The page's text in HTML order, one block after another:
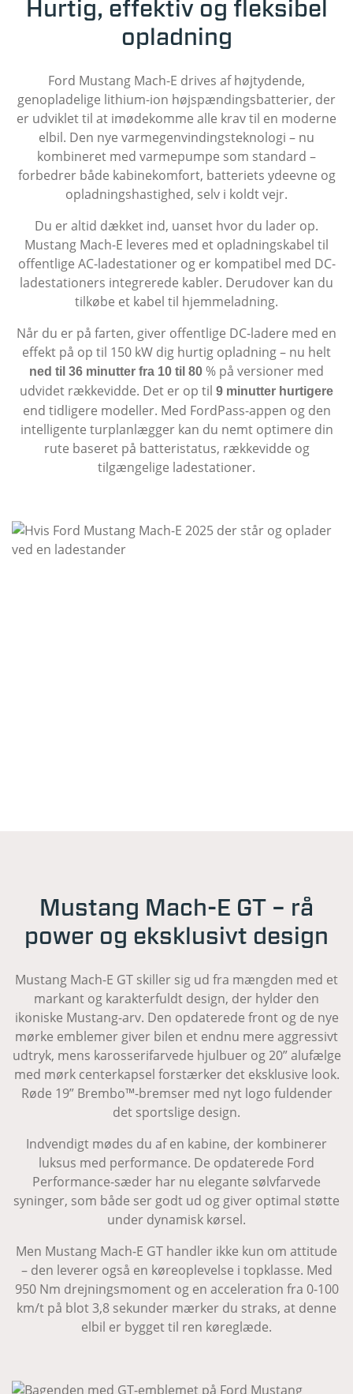
Hurtig, effektiv og fleksibel
opladning
Ford Mustang Mach-E drives af højtydende,
genopladelige lithium-ion højspændingsbatterier, der
er udviklet til at imødekomme alle krav til en moderne
elbil. Den nye varmegenvindingsteknologi – nu
kombineret med varmepumpe som standard –
forbedrer både kabinekomfort, batteriets ydeevne og
opladningshastighed, selv i koldt vejr.
Du er altid dækket ind, uanset hvor du lader op.
Mustang Mach-E leveres med et opladningskabel til
offentlige AC-ladestationer og er kompatibel med DC-
ladestationers integrerede kabler. Derudover kan du
tilkøbe et kabel til hjemmeladning.
Når du er på farten, giver offentlige DC-ladere med en
effekt på op til 150 kW dig hurtig opladning – nu helt
ned til 36 minutter fra 10 til 80 % på versioner med
udvidet rækkevidde. Det er op til 9 minutter hurtigere
end tidligere modeller. Med FordPass-appen og den
intelligente turplanlægger kan du nemt optimere din
rute baseret på batteristatus, rækkevidde og
tilgængelige ladestationer.
Mustang Mach-E GT – rå
power og eksklusivt design
Mustang Mach-E GT skiller sig ud fra mængden med et
markant og karakterfuldt design, der hylder den
ikoniske Mustang-arv. Den opdaterede front og de nye
mørke emblemer giver bilen et endnu mere aggressivt
udtryk, mens karosserifarvede hjulbuer og 20” alufælge
med mørk centerkapsel forstærker det eksklusive look.
Røde 19” Brembo™-bremser med nyt logo fuldender
det sportslige design.
Indvendigt mødes du af en kabine, der kombinerer
luksus med performance. De opdaterede Ford
Performance-sæder har nu elegante sølvfarvede
syninger, som både ser godt ud og giver optimal støtte
under dynamisk kørsel.
Men Mustang Mach-E GT handler ikke kun om attitude
– den leverer også en køreoplevelse i topklasse. Med
950 Nm drejningsmoment og en acceleration fra 0-100
km/t på blot 3,8 sekunder mærker du straks, at denne
elbil er bygget til ren køreglæde.